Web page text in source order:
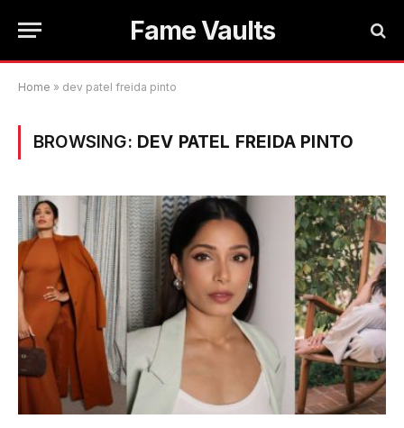
Fame Vaults
Home » dev patel freida pinto
BROWSING: DEV PATEL FREIDA PINTO